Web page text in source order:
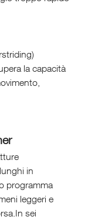
la capacità
in
programma
leggeri e
sei